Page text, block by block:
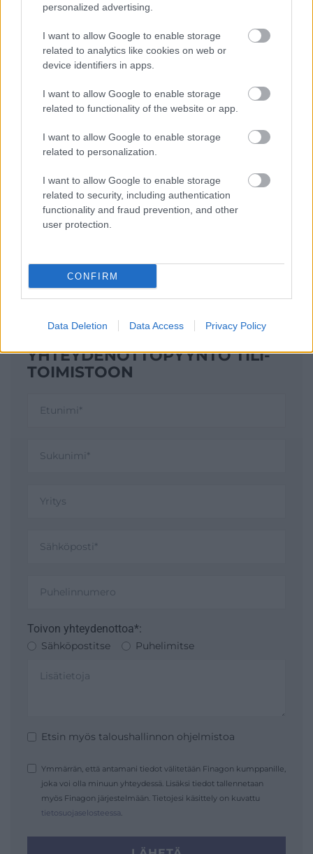
personalized advertising.
I want to allow Google to enable storage
related to analytics like cookies on web or
device identifiers in apps.
I want to allow Google to enable storage
related to functionality of the website or app.
I want to allow Google to enable storage
related to personalization.
I want to allow Google to enable storage
related to security, including authentication
functionality and fraud prevention, and other
user protection.
CONFIRM
Data Deletion Data Access Privacy Policy
Myyntilaskuihin liittyvät palvelut
Ostolaskuihin liittyvät palvelut
Palkkahallinnon palvelut
Yrityksen elinkaarenhallinta (esim. yrityksen
perustamispalvelut)
YHTEYSTIEDOT
KATSO YHTEYSTIEDOT
YHTEYDENOTTO­PYYNTÖ TILI­
TOIMISTOON
Toivon yhteydenottoa*:
Sähköpostitse Puhelimitse
Etsin myös taloushallinnon ohjelmistoa
Ymmärrän, että antamani tiedot välitetään Finagon kumppanille,
joka voi olla minuun yhteydessä. Lisäksi tiedot tallennetaan
myös Finagon järjestelmään. Tietojesi käsittely on kuvattu
tietosuojaselosteessa